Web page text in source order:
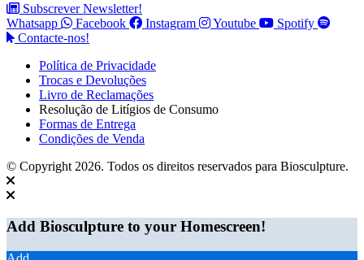
Subscrever Newsletter!
Whatsapp
Facebook Instagram Youtube
Spotify
Contacte-nos!
Política de Privacidade
Trocas e Devoluções
Livro de Reclamações
Resolução de Litígios de Consumo
Formas de Entrega
Condições de Venda
© Copyright 2026. Todos os direitos reservados para Biosculpture.
Add Biosculpture to your Homescreen!